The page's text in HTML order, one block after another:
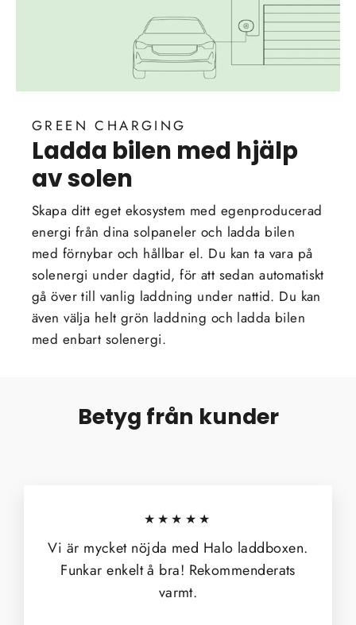
GREEN CHARGING
Ladda bilen med hjälp
av solen
Skapa ditt eget ekosystem med egenproducerad
energi från dina solpaneler och ladda bilen
med förnybar och hållbar el. Du kan ta vara på
solenergi under dagtid, för att sedan automatiskt
gå över till vanlig laddning under nattid. Du kan
även välja helt grön laddning och ladda bilen
med enbart solenergi.
Betyg från kunder
★★★★★
Vi är mycket nöjda med Halo laddboxen.
Funkar enkelt å bra! Rekommenderats
varmt.